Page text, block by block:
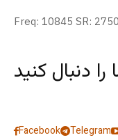
Freq: 10845 SR:
را دنبال کنید
Facebook Telegram